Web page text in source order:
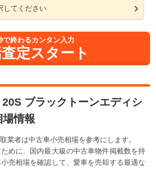
してください
で終わるカンタン入力
定スタート
ブラックトーンエディシ
場情報
業者は中古車小売相場を参考にします。
めに、国内最大級の中古車物件掲載数を持
売相場を確認して、愛車を売却する最適な